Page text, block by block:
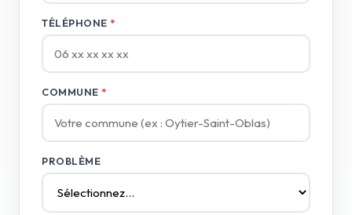
TÉLÉPHONE *
COMMUNE *
PROBLÈME